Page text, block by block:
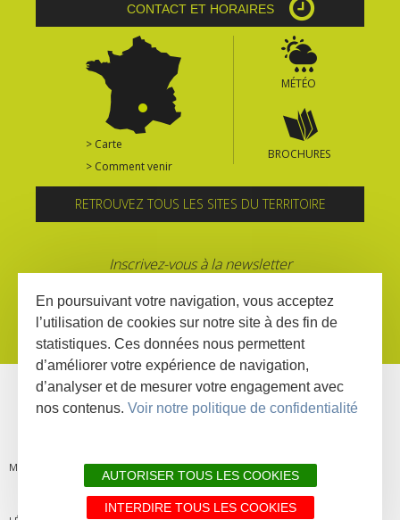
CONTACT ET HORAIRES
> Carte
> Comment venir
MÉTÉO
BROCHURES
RETROUVEZ TOUS LES SITES DU TERRITOIRE
Inscrivez-vous à la newsletter
MENTIONS PLAN DU LIENS DÉCLARATION
En poursuivant votre navigation, vous acceptez
l’utilisation de cookies sur notre site à des fin de
statistiques. Ces données nous permettent
d’améliorer votre expérience de navigation,
d’analyser et de mesurer votre engagement avec
nos contenus. Voir notre politique de confidentialité
AUTORISER TOUS LES COOKIES
INTERDIRE TOUS LES COOKIES